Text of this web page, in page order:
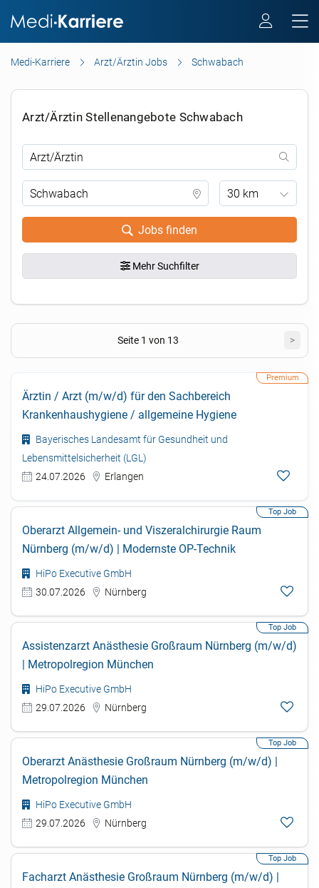
Medi-Karriere Arzt/Ärztin Jobs Schwabach
Arzt/Ärztin Stellenangebote Schwabach
30 km
Jobs finden
Mehr Suchfilter
Seite 1 von 13 >
Ärztin / Arzt (m/w/d) für den Sachbereich
Krankenhaushygiene / allgemeine Hygiene
Bayerisches Landesamt für Gesundheit und
Lebensmittelsicherheit (LGL)
24.07.2026
Erlangen
Oberarzt Allgemein- und Viszeralchirurgie Raum
Nürnberg (m/w/d) | Modernste OP-Technik
HiPo Executive GmbH
30.07.2026
Nürnberg
Assistenzarzt Anästhesie Großraum Nürnberg (m/w/d)
| Metropolregion München
HiPo Executive GmbH
29.07.2026
Nürnberg
Oberarzt Anästhesie Großraum Nürnberg (m/w/d) |
Metropolregion München
HiPo Executive GmbH
29.07.2026
Nürnberg
Facharzt Anästhesie Großraum Nürnberg (m/w/d) |